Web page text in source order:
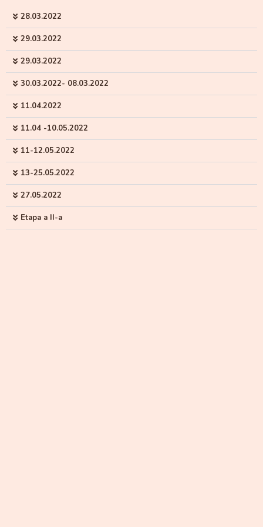
28.03.2022
29.03.2022
29.03.2022
30.03.2022- 08.03.2022
11.04.2022
11.04 -10.05.2022
11-12.05.2022
13-25.05.2022
27.05.2022
Etapa a II-a